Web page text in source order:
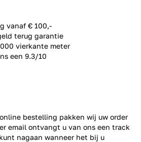
vanaf € 100,-
terug garantie
vierkante meter
een 9.3/10
bestelling pakken wij uw order
email ontvangt u van ons een track
nagaan wanneer het bij u